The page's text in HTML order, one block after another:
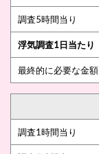
調査5時間当り
浮気調査1日当たり
最終的に必要な金額
調査1時間当り